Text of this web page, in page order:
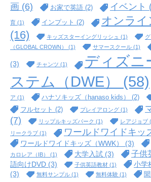
画 (6) お家で英語 (2) イベント
育 (1) インプット (2)
オンライ
(16)
キッズスターイングリッシュ (1)
（GLOBAL CROWN）
(1) サマースクール (1)
(3) チャンツ (1)
ディズニ
ステム（DWE）
(58)
ア (1) ハナソキッズ（hanaso kids） (2)
フルセット (2) プレイアロング (1)
(7)
リップルキッズパーク (1) レアジョブ
リークラブ (1) ワールドワイドキッ
ワールドワイドキッズ（WWK） (3)
カロレア（IB）
(1) 大学入試 (3) 子供
語向けDVD (3) 子供英語教材 (1) 小学
(3)
無料サンプル (1) 無料体験 (1)